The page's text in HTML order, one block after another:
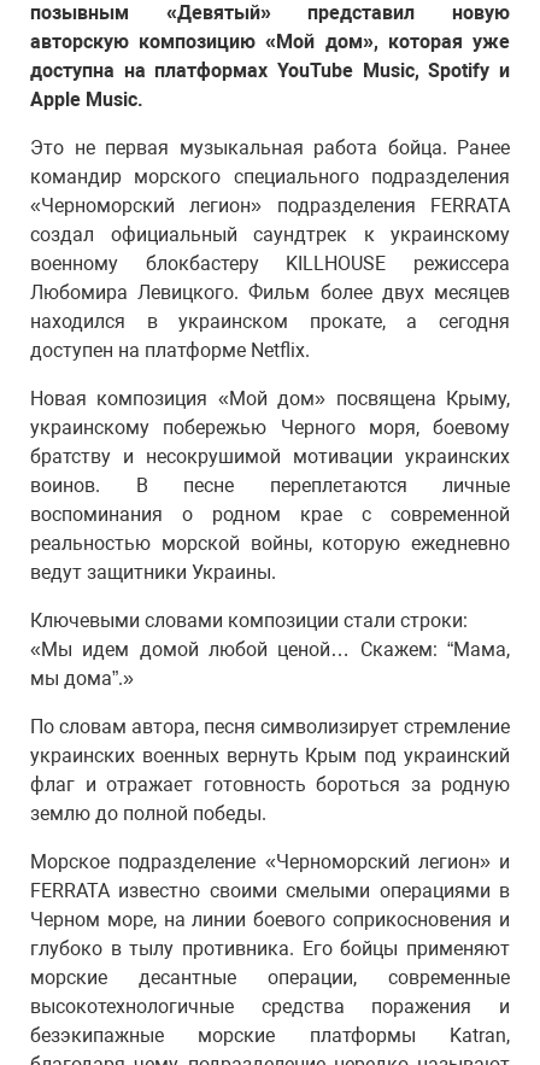
позывным «Девятый» представил новую
авторскую композицию «Мой дом», которая уже
доступна на платформах YouTube Music, Spotify и
Apple Music.
Это не первая музыкальная работа бойца. Ранее
командир морского специального подразделения
«Черноморский легион» подразделения FERRATA
создал официальный саундтрек к украинскому
военному блокбастеру KILLHOUSE режиссера
Любомира Левицкого. Фильм более двух месяцев
находился в украинском прокате, а сегодня
доступен на платформе Netflix.
Новая композиция «Мой дом» посвящена Крыму,
украинскому побережью Черного моря, боевому
братству и несокрушимой мотивации украинских
воинов. В песне переплетаются личные
воспоминания о родном крае с современной
реальностью морской войны, которую ежедневно
ведут защитники Украины.
Ключевыми словами композиции стали строки:
«Мы идем домой любой ценой… Скажем: “Мама,
мы дома”.»
По словам автора, песня символизирует стремление
украинских военных вернуть Крым под украинский
флаг и отражает готовность бороться за родную
землю до полной победы.
Морское подразделение «Черноморский легион» и
FERRATA известно своими смелыми операциями в
Черном море, на линии боевого соприкосновения и
глубоко в тылу противника. Его бойцы применяют
морские десантные операции, современные
высокотехнологичные средства поражения и
безэкипажные морские платформы Katran,